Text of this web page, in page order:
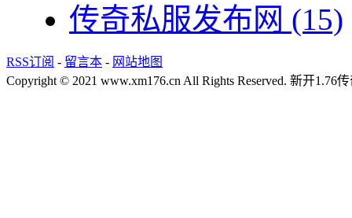
传奇私服发布网 (15)
RSS订阅 - 留言本 - 网站地图
Copyright © 2021 www.xm176.cn All Rights Reserved. 新开1.76